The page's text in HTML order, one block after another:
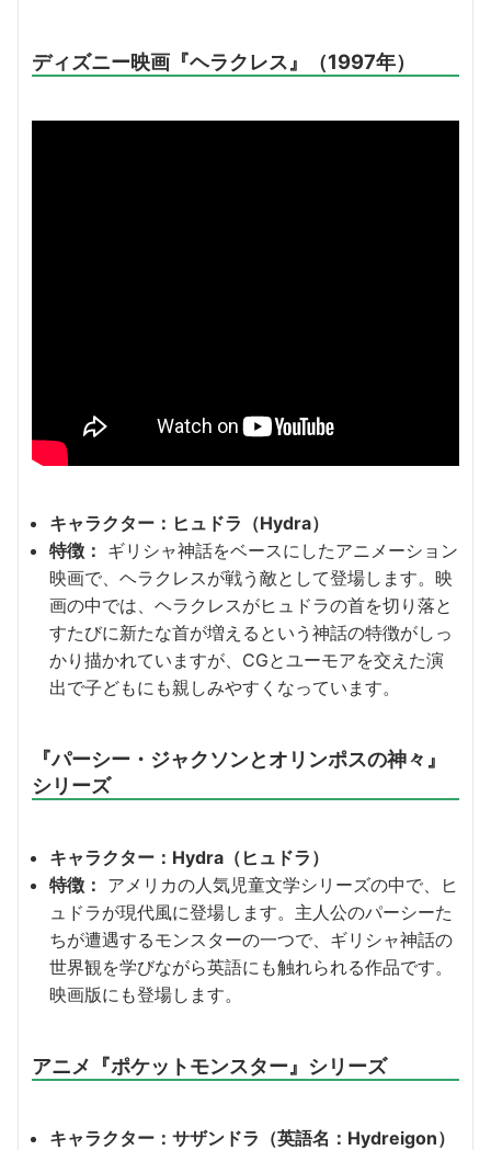
ディズニー映画『ヘラクレス』（1997年）
キャラクター：ヒュドラ（Hydra）
特徴： ギリシャ神話をベースにしたアニメーション
映画で、ヘラクレスが戦う敵として登場します。映
画の中では、ヘラクレスがヒュドラの首を切り落と
すたびに新たな首が増えるという神話の特徴がしっ
かり描かれていますが、CGとユーモアを交えた演
出で子どもにも親しみやすくなっています。
『パーシー・ジャクソンとオリンポスの神々』
シリーズ
キャラクター：Hydra（ヒュドラ）
特徴： アメリカの人気児童文学シリーズの中で、ヒ
ュドラが現代風に登場します。主人公のパーシーた
ちが遭遇するモンスターの一つで、ギリシャ神話の
世界観を学びながら英語にも触れられる作品です。
映画版にも登場します。
アニメ『ポケットモンスター』シリーズ
キャラクター：サザンドラ（英語名：Hydreigon）